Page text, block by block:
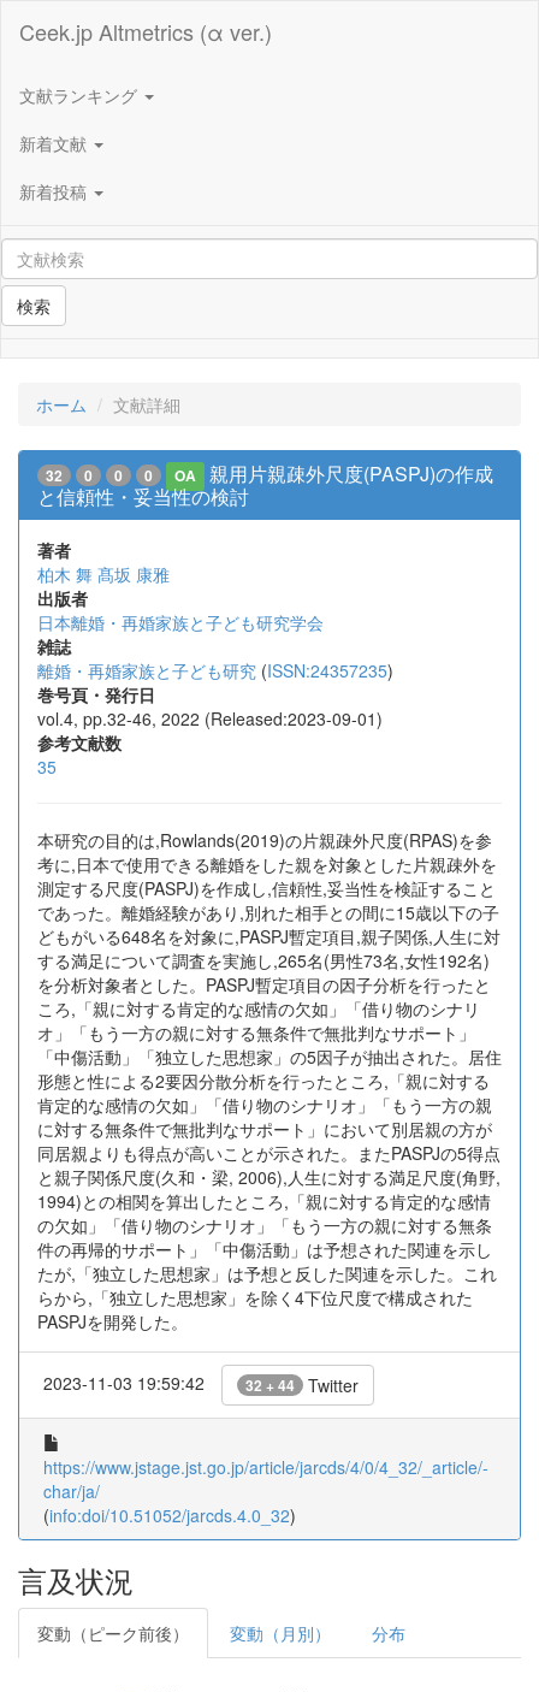
Ceek.jp Altmetrics (α ver.)
文献ランキング
新着文献
新着投稿
検索
ホーム 文献詳細
32 0 0 0 OA
親用片親疎外尺度(PASPJ)の作成
と信頼性・妥当性の検討
著者
柏木 舞 髙坂 康雅
出版者
日本離婚・再婚家族と子ども研究学会
雑誌
離婚・再婚家族と子ども研究 (ISSN:24357235)
巻号頁・発行日
vol.4, pp.32-46, 2022 (Released:2023-09-01)
参考文献数
35
本研究の目的は,Rowlands(2019)の片親疎外尺度(RPAS)を参
考に,日本で使用できる離婚をした親を対象とした片親疎外を
測定する尺度(PASPJ)を作成し,信頼性,妥当性を検証すること
であった。離婚経験があり,別れた相手との間に15歳以下の子
どもがいる648名を対象に,PASPJ暫定項目,親子関係,人生に対
する満足について調査を実施し,265名(男性73名,女性192名)
を分析対象者とした。PASPJ暫定項目の因子分析を行ったと
ころ,「親に対する肯定的な感情の欠如」「借り物のシナリ
オ」「もう一方の親に対する無条件で無批判なサポート」
「中傷活動」「独立した思想家」の5因子が抽出された。居住
形態と性による2要因分散分析を行ったところ,「親に対する
肯定的な感情の欠如」「借り物のシナリオ」「もう一方の親
に対する無条件で無批判なサポート」において別居親の方が
同居親よりも得点が高いことが示された。またPASPJの5得点
と親子関係尺度(久和・梁, 2006),人生に対する満足尺度(角野,
1994)との相関を算出したところ,「親に対する肯定的な感情
の欠如」「借り物のシナリオ」「もう一方の親に対する無条
件の再帰的サポート」「中傷活動」は予想された関連を示し
たが,「独立した思想家」は予想と反した関連を示した。これ
らから,「独立した思想家」を除く4下位尺度で構成された
PASPJを開発した。
2023-11-03 19:59:42 32 + 44 Twitter
https://www.jstage.jst.go.jp/article/jarcds/4/0/4_32/_article/-
char/ja/
(info:doi/10.51052/jarcds.4.0_32)
言及状況
変動（ピーク前後） 変動（月別） 分布